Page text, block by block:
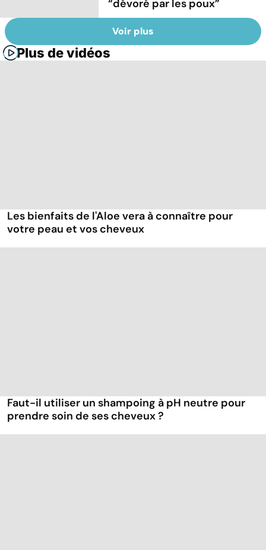
“dévoré par les poux”
Voir plus
Plus de vidéos
Les bienfaits de l'Aloe vera à connaître pour
votre peau et vos cheveux
Faut-il utiliser un shampoing à pH neutre pour
prendre soin de ses cheveux ?